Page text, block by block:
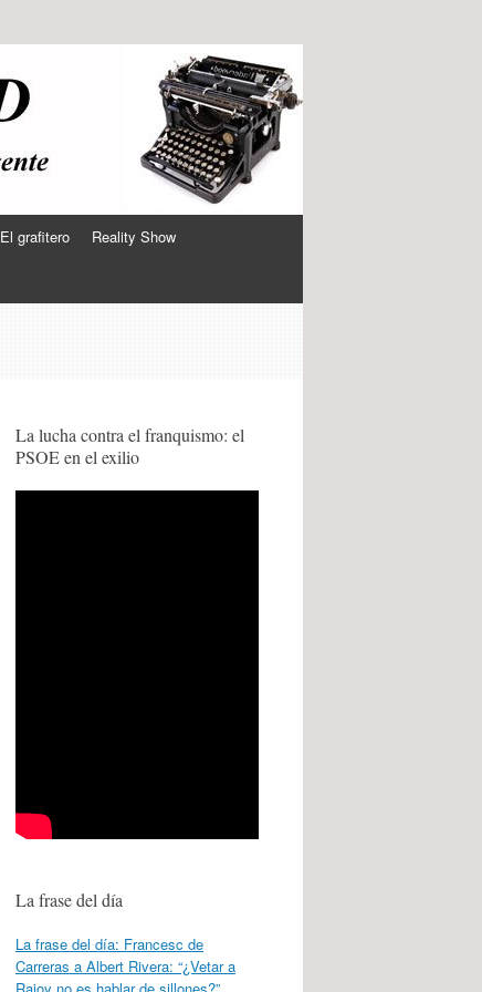
El grafitero Reality Show
La lucha contra el franquismo: el
PSOE en el exilio
La frase del día
La frase del día: Francesc de
Carreras a Albert Rivera: “¿Vetar a